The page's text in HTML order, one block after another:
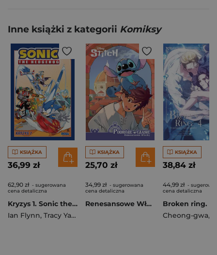
Inne książki z kategorii Komiksy
KSIĄŻKA
36,99 zł
62,90 zł - sugerowana
cena detaliczna
Kryzys 1. Sonic the Hedgehog. Tom 9 wyd. 2
Ian Flynn, Tracy Yardley
KSIĄŻKA
25,70 zł
34,99 zł - sugerowana
cena detaliczna
Renesansowe Włochy. Stitch. Podróże w czasie. Tom 2
KSIĄŻKA
38,84 zł
44,99 zł -
cena detaliczna
Cheong-gwa,